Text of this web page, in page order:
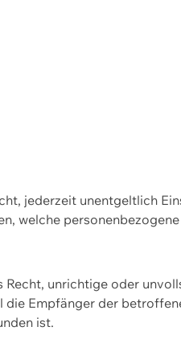
jederzeit unentgeltlich
welche
Recht, unrichtige oder
die Empfänger der
ist.